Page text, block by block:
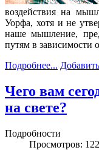
воздействия на
Уорфа, хотя и не
наше мышление,
путям в зависимости
Подробнее...
Чего вам
на свете?
Подробности
Просмотров: